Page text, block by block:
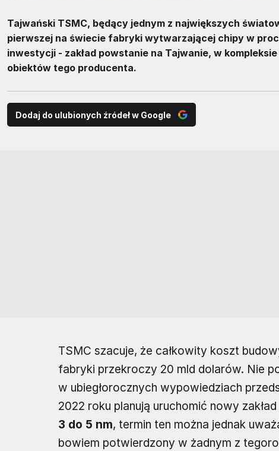
Tajwański TSMC, będący jednym z największych
pierwszej na świecie fabryki wytwarzającej chipy w
inwestycji - zakład powstanie na Tajwanie, w
obiektów tego producenta.
Dodaj do ulubionych źródeł w Google
TSMC szacuje, że całkowity koszt
fabryki przekroczy 20 mld dolarów. Nie
w ubiegłorocznych wypowiedziach
2022 roku planują uruchomić nowy zakład
3 do 5 nm, termin ten można jednak
bowiem potwierdzony w żadnym z